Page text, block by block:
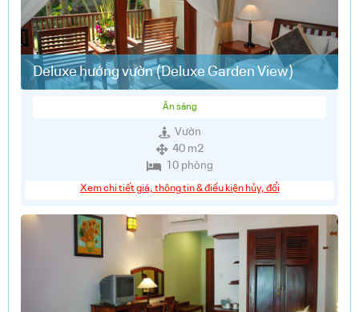
Ăn sáng
Deluxe hướng vườn (Deluxe Garden View)
Vườn
40 m2
10 phòng
Xem chi tiết giá, thông tin & điều kiện hủy, đổi